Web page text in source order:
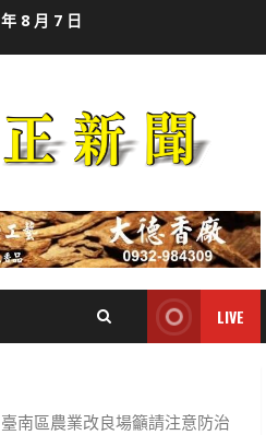
8 月 7 日
LIVE
南區農業改良場籲請注意防治